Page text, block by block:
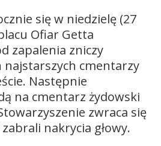
się w niedzielę (27
Ofiar Getta
zapalenia zniczy
najstarszych cmentarzy
Następnie
na cmentarz żydowski
zwraca się
nakrycia głowy.